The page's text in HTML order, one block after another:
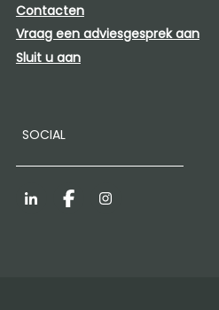
Contacten
Vraag een adviesgesprek aan
Sluit u aan
SOCIAL
LinkedInFacebookInstagram